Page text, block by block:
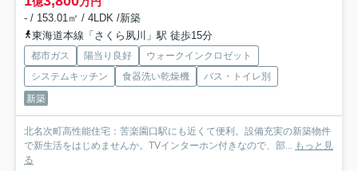
- / 153.01㎡ / 4LDK /新築
東海道本線「さくら夙川」駅 徒歩15分
都市ガス 陽当り良好
ウォークインクロゼット
システムキッチン
食器洗い乾燥機
バス・トイレ別
新築
北名次町高性能住宅：苦楽園口駅にも近くて便利。設備充実の新築物件
で新生活をはじめませんか。TVインターホン付きなので、部... もっと見
る